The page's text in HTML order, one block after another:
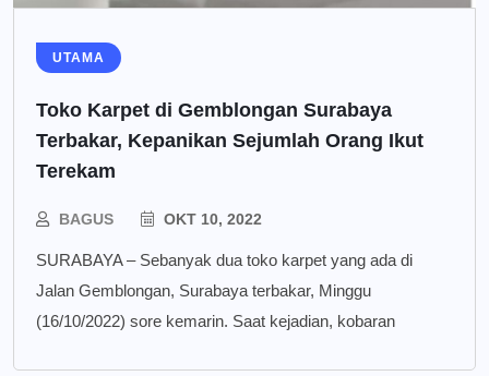
UTAMA
Toko Karpet di Gemblongan Surabaya
Terbakar, Kepanikan Sejumlah Orang Ikut
Terekam
BAGUS OKT 10, 2022
SURABAYA – Sebanyak dua toko karpet yang ada di
Jalan Gemblongan, Surabaya terbakar, Minggu
(16/10/2022) sore kemarin. Saat kejadian, kobaran